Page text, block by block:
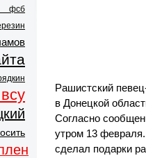
фсб
Рашистский
в Донецкой
Согласно
утром 13
сделал подарки